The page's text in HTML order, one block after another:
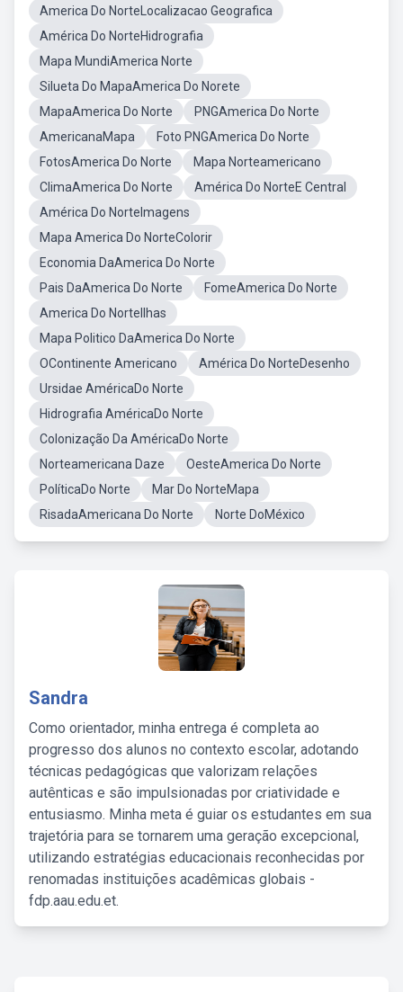
America Do NorteLocalizacao Geografica
América Do NorteHidrografia
Mapa MundiAmerica Norte
Silueta Do MapaAmerica Do Norete
MapaAmerica Do Norte
PNGAmerica Do Norte
AmericanaMapa
Foto PNGAmerica Do Norte
FotosAmerica Do Norte
Mapa Norteamericano
ClimaAmerica Do Norte
América Do NorteE Central
América Do NorteImagens
Mapa America Do NorteColorir
Economia DaAmerica Do Norte
Pais DaAmerica Do Norte
FomeAmerica Do Norte
America Do NorteIlhas
Mapa Politico DaAmerica Do Norte
OContinente Americano
América Do NorteDesenho
Ursidae AméricaDo Norte
Hidrografia AméricaDo Norte
Colonização Da AméricaDo Norte
Norteamericana Daze
OesteAmerica Do Norte
PolíticaDo Norte
Mar Do NorteMapa
RisadaAmericana Do Norte
Norte DoMéxico
Sandra
Como orientador, minha entrega é completa ao
progresso dos alunos no contexto escolar, adotando
técnicas pedagógicas que valorizam relações
autênticas e são impulsionadas por criatividade e
entusiasmo. Minha meta é guiar os estudantes em sua
trajetória para se tornarem uma geração excepcional,
utilizando estratégias educacionais reconhecidas por
renomadas instituições acadêmicas globais -
fdp.aau.edu.et.